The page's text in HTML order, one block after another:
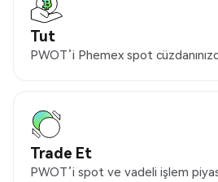
Tut
PWOT’i Phemex spot
Trade Et
PWOT’i spot ve vadeli işlem